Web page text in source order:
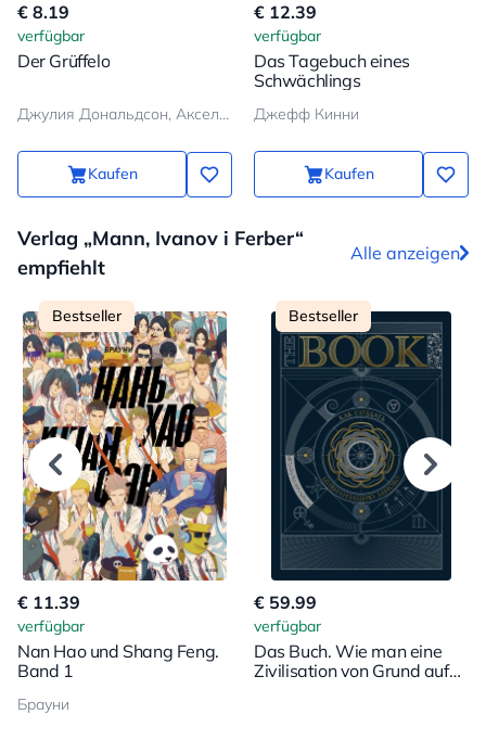
€ 8.19
verfügbar
Der Grüffelo
Джулия Дональдсон, Аксель Шеффлер
Kaufen
€ 12.39
verfügbar
Das Tagebuch eines
Schwächlings
Джефф Кинни
Kaufen
Verlag „Mann, Ivanov i Ferber“
empfiehlt
Alle anzeigen
Bestseller
€ 11.39
verfügbar
Nan Hao und Shang Feng.
Band 1
Брауни
Bestseller
€ 59.99
verfügbar
Das Buch. Wie man eine
Zivilisation von Grund auf